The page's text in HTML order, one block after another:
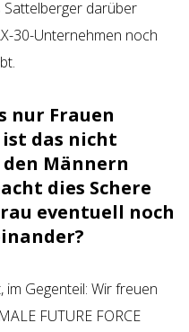
Sattelberger darüber
30-Unternehmen noch
nur Frauen
das nicht
Männern
dies Schere
eventuell noch
Gegenteil: Wir freuen
FUTURE FORCE